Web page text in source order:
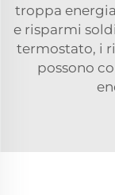
troppa
e risparmi
termostato, i
possono